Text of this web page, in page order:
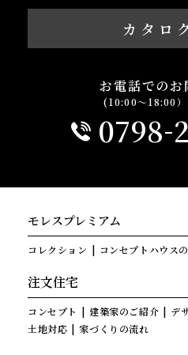
カタロ
お電話でのお
(10:00～18:00
0798-
モレスプレミアム
コレクション コンセプトハウス
注文住宅
コンセプト 建築家のご紹介 デ
土地対応
家づくりの流れ